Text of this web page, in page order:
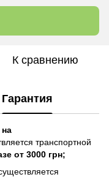
К сравнению
Гарантия
на
транспортной
от 3000 грн;